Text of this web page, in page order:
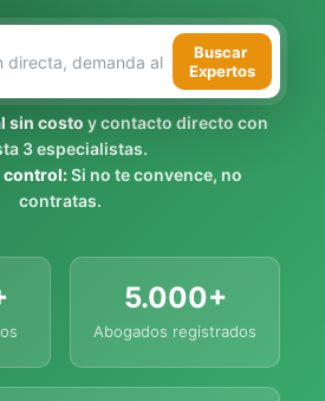
Buscar
Expertos
sin costo y contacto directo con
3 especialistas.
control:Si no te convence, no
contratas.
5.000+
Abogados registrados